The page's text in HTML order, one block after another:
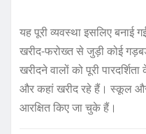
यह पूरी व्यवस्था इसलिए बनाई
खरीद-फरोख्त से जुड़ी कोई
खरीदने वालों को पूरी
और कहां खरीद रहे हैं। स्कूल
आरक्षित किए जा चुके हैं।